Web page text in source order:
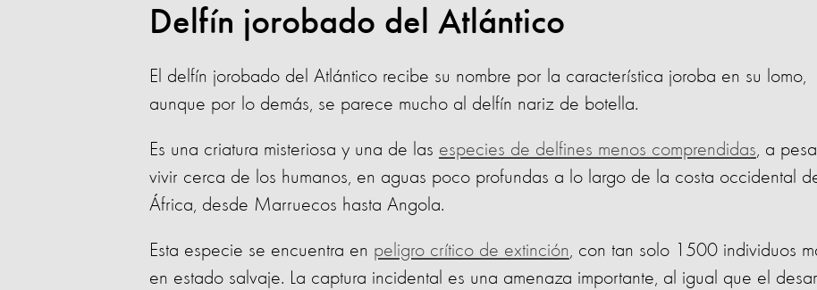
Delfín jorobado del Atlántico
El delfín jorobado del Atlántico recibe su nombre por la característica joroba en su lomo,
aunque por lo demás, se parece mucho al delfín nariz de botella.
Es una criatura misteriosa y una de las especies de delfines menos comprendidas, a
vivir cerca de los humanos, en aguas poco profundas a lo largo de la costa occidental
África, desde Marruecos hasta Angola.
Esta especie se encuentra en peligro crítico de extinción, con tan solo 1500 individuos
en estado salvaje. La captura incidental es una amenaza importante, al igual que el